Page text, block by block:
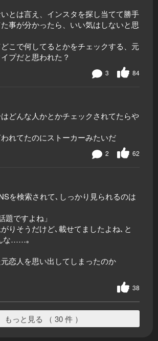
とは言え、インスタを探し当てて勝手
事が分かったら、いい気はしないと思
こで何してるとかをチェックする、元
プだと思われた？
84
3
どんな人かとかチェックされてたらや
れてたのにストーカーみたいだ
62
2
を検索されて､しっかり見られるのは
題ですよね」
りそうだけど､載せてましたよね､と
な……｡
恋人を思い出してしまったのか
38
もっと見る （ 30 件 ）